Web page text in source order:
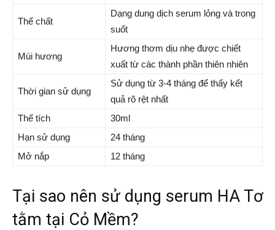
Thể chất
Dạng dung dịch serum lỏng và trong
suốt
Mùi hương
Hương thơm dịu nhẹ được chiết
xuất từ các thành phần thiên nhiên
Thời gian sử dụng
Sử dụng từ 3-4 tháng để thấy kết
quả rõ rệt nhất
Thể tích
30ml
Hạn sử dụng
24 tháng
Mở nắp
12 tháng
Tại sao nên sử dụng serum HA Tơ
tằm tại Cỏ Mềm?